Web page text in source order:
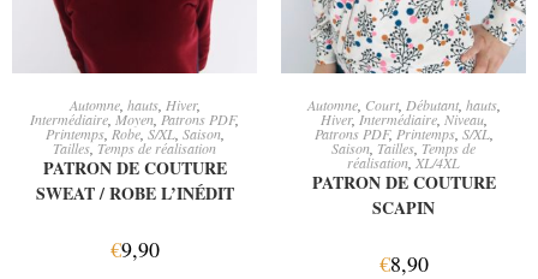
CHOIX DES OPTIONS
Automne, hauts, Hiver,
Intermédiaire Moyen ,Patrons PDF,
Printemps,Robe, S/XL, Saison,
Tailles, Temps de réalisation
PATRON DE COUTURE
SWEAT / ROBE L’INÉDIT
€9,90
AJOUTER AU PANIER
Automne, Court, Débutant, hauts,
Hiver,Intermédiaire, Niveau,
Patrons PDF, Printemps, S/XL,
Saison Tailles Temps de
réalisation ,XL/4XL
PATRON DE COUTURE
SCAPIN
€8,90